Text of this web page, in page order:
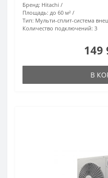
Бренд: Hitachi
Площадь: до 60 м²
Тип: Мульти-сплит-система
Количество подключений: 3
149
В